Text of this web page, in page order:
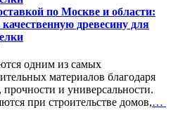
по Москве и области:
древесину для
одним из самых
материалов благодаря
прочности и универсальности.
при строительстве домов,…